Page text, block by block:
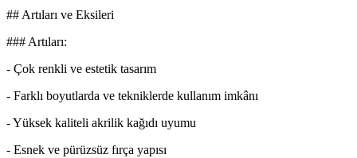
## Artıları ve Eksileri
### Artıları:
- Çok renkli ve estetik tasarım
- Farklı boyutlarda ve tekniklerde kullanım imkânı
- Yüksek kaliteli akrilik kağıdı uyumu
- Esnek ve pürüzsüz fırça yapısı